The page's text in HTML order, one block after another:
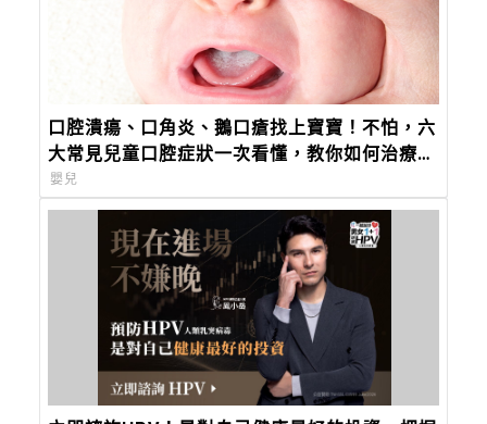
口腔潰瘍、口角炎、鵝口瘡找上寶寶！不怕，六
大常見兒童口腔症狀一次看懂，教你如何治療及
照護！
嬰兒